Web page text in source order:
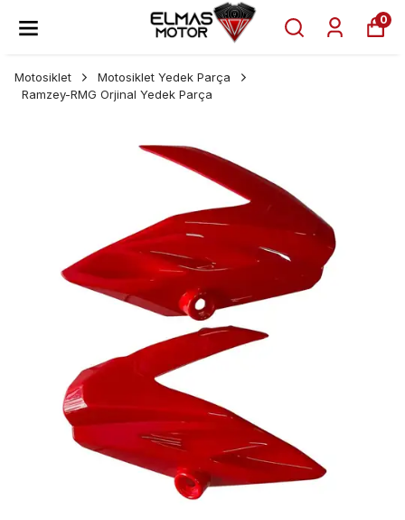
0
Motosiklet
Motosiklet Yedek Parça
Ramzey-RMG Orjinal Yedek Parça